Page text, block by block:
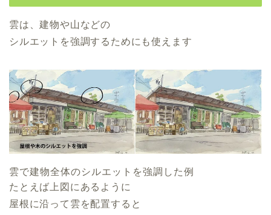
雲は、建物や山などの
シルエットを強調するためにも使えます
雲で建物全体のシルエットを強調した例
たとえば上図にあるように
屋根に沿って雲を配置すると